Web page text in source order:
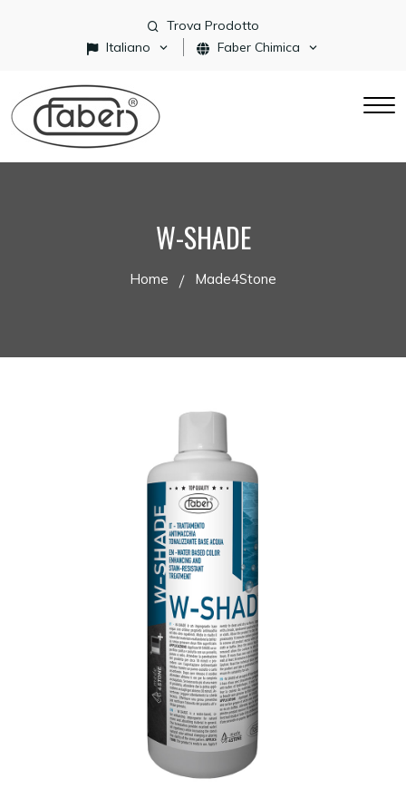
Trova Prodotto
Italiano
Faber Chimica
W-SHADE
Home Made4Stone